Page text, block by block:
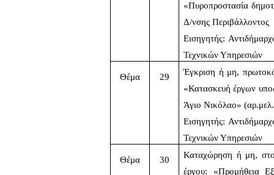
«Πυροπροστασία
Δ/νσης Περιβάλλοντος
Εισηγητής:
Τεχνικών Υπηρεσιών
Θέμα 29
Έγκριση ή μη,
«Κατασκευή έργων
Άγιο Νικόλαο»
Εισηγητής:
Τεχνικών Υπηρεσιών
Θέμα 30
Καταχώρηση ή μη,
έργου: «Προμήθεια